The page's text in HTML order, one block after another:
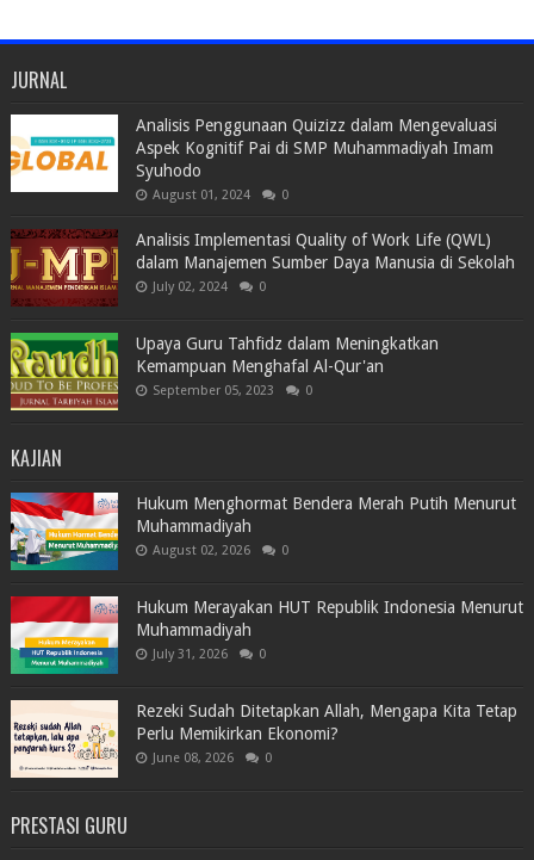
JURNAL
Analisis Penggunaan Quizizz dalam Mengevaluasi
Aspek Kognitif Pai di SMP Muhammadiyah Imam
Syuhodo
August 01, 2024 0
Analisis Implementasi Quality of Work Life (QWL)
dalam Manajemen Sumber Daya Manusia di Sekolah
July 02, 2024 0
Upaya Guru Tahfidz dalam Meningkatkan
Kemampuan Menghafal Al-Qur'an
September 05, 2023 0
KAJIAN
Hukum Menghormat Bendera Merah Putih Menurut
Muhammadiyah
August 02, 2026 0
Hukum Merayakan HUT Republik Indonesia Menurut
Muhammadiyah
July 31, 2026 0
Rezeki Sudah Ditetapkan Allah, Mengapa Kita Tetap
Perlu Memikirkan Ekonomi?
June 08, 2026 0
PRESTASI GURU